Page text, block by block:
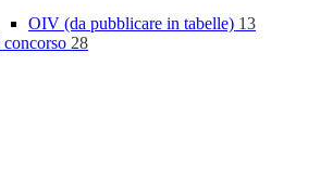
OIV (da pubblicare in tabelle) 13
28